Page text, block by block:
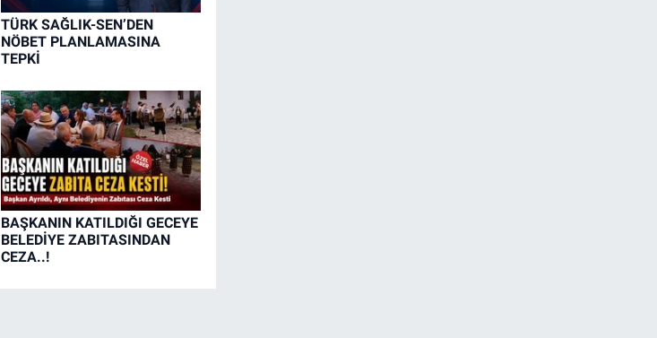
TÜRK SAĞLIK-SEN’DEN
NÖBET PLANLAMASINA
TEPKİ
BAŞKANIN KATILDIĞI GECEYE
BELEDİYE ZABITASINDAN
CEZA..!